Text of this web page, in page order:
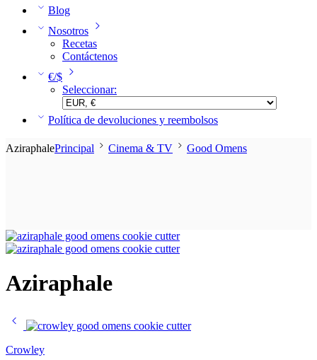
Blog
Nosotros
Recetas
Contáctenos
€/$
Seleccionar:
Política de devoluciones y reembolsos
AziraphalePrincipal Cinema & TV Good Omens
Aziraphale
Crowley